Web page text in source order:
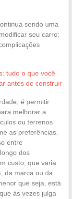
sendo uma
seu carro:
tudo o que você
antes de construir
é permitir
melhorar a
ou terrenos
as preferências.
entre
dos
custo, que varia
da marca ou da
que seja, está
às vezes julga